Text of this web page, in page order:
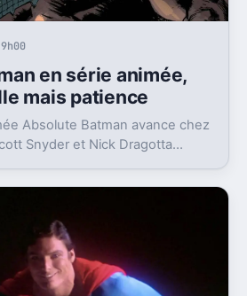
en série animée,
mais patience
Absolute Batman avance chez
Snyder et Nick Dragotta